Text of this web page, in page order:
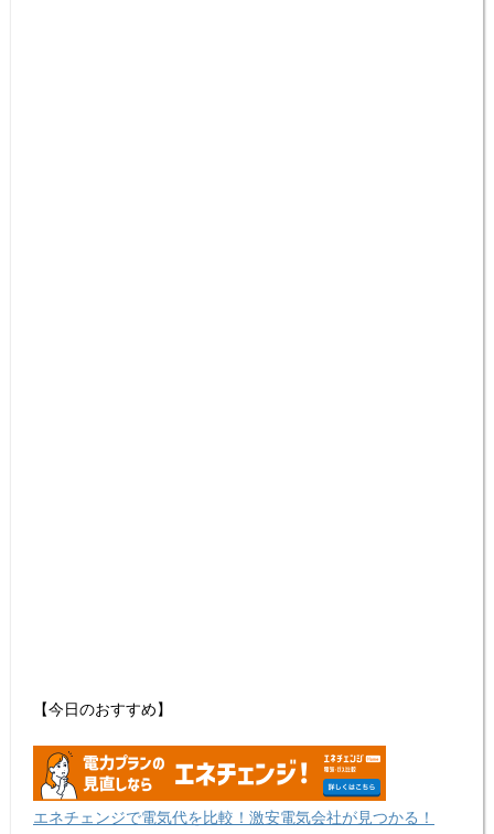
【今日のおすすめ】
エネチェンジで電気代を比較！激安電気会社が見つかる！